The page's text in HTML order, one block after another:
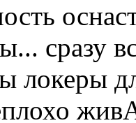
сразу
локеры